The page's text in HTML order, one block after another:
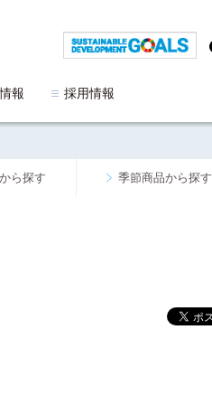
報 採用情報
ら探す 季節商品から探す